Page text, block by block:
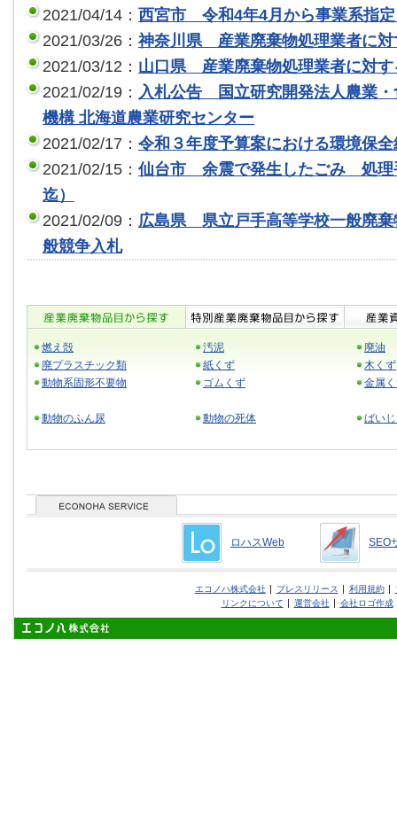
2021/04/14： 西宮市 令和4年4月から事業系指
2021/03/26： 神奈川県 産業廃棄物処理業者に対
2021/03/12： 山口県 産業廃棄物処理業者に対す
2021/02/19： 入札公告 国立研究開発法人農業・
機構 北海道農業研究センター
2021/02/17： 令和３年度予算案における環境保
2021/02/15： 仙台市 余震で発生したごみ 処理
迄）
2021/02/09： 広島県 県立戸手高等学校一般廃棄
般競争入札
燃え殻 汚泥
廃油
廃プラスチック類
紙くず
木くず
動物系固形不要物
ゴムくず 金属
動物のふん尿 動物の死体 ばい
ロハスWeb SEO
エコノハ株式会社 プレスリリース 利用規約
リンクについて
運営会社 会社ロゴ作成